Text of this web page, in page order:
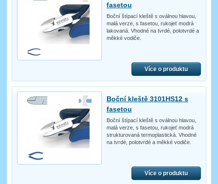
fasetou
Boční štípací kleště s oválnou hlavou,
malá verze, s fasetou, rukojeť modrá
lakovaná. Vhodné na tvrdé, polotvrdé a
měkké vodiče.
Více o produktu
Boční kleště 3101HS12 s
fasetou
Boční štípací kleště s oválnou hlavou,
malá verze, s fasetou, rukojeť modrá
strukturovaná termoplastická. Vhodné
na tvrdé, polotvrdé a měkké vodiče.
Více o produktu